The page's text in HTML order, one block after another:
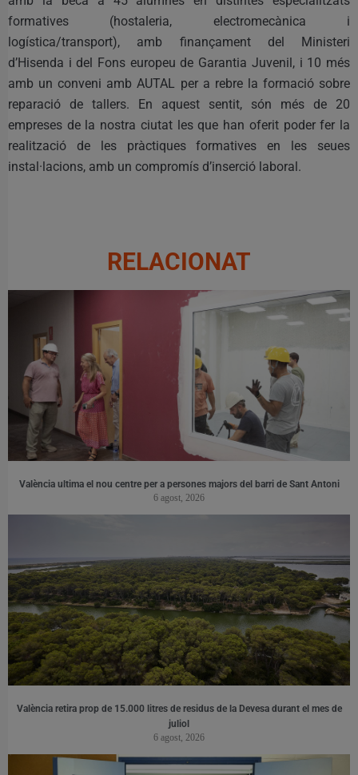
formatives (hostaleria, electromecànica i
logística/transport), amb finançament del Ministeri
d’Hisenda i del Fons europeu de Garantia Juvenil, i 10 més
amb un conveni amb AUTAL per a rebre la formació sobre
reparació de tallers. En aquest sentit, són més de 20
empreses de la nostra ciutat les que han oferit poder fer la
realització de les pràctiques formatives en les seues
instal·lacions, amb un compromís d’inserció laboral.
RELACIONAT
València ultima el nou centre per a persones majors del barri de Sant Antoni
6 agost, 2026
València retira prop de 15.000 litres de residus de la Devesa durant el mes de
juliol
6 agost, 2026